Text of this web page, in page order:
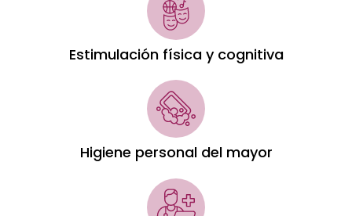
Estimulación física y cognitiva
Higiene personal del mayor